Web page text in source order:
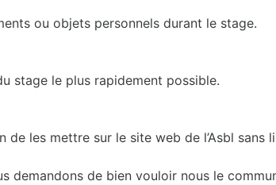
ou objets personnels durant le stage.
stage le plus rapidement possible.
les mettre sur le site web de l’Asbl sans
demandons de bien vouloir nous le